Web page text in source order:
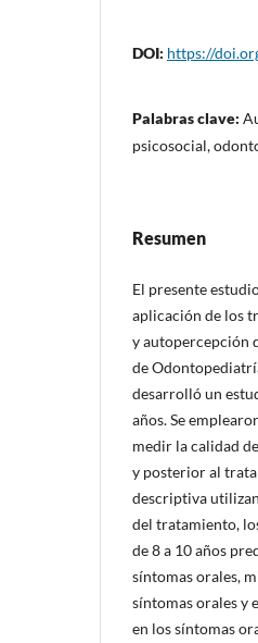
DOI: https://
Palabras clave:
psicosocial,
Resumen
El presente
aplicación de los
y autopercepción
de
desarrolló un
años. Se
medir la calidad
y posterior al
descriptiva
del tratamiento,
de 8 a 10 años
síntomas orales,
síntomas orales y
en los síntomas